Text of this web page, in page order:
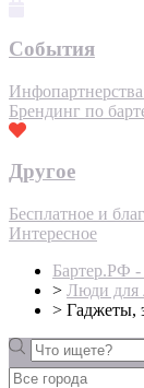
События
Брендинг по
Другое
Бесплатное и
Интересное
Бартер.РФ -
> Люди для
> Гаджеты,